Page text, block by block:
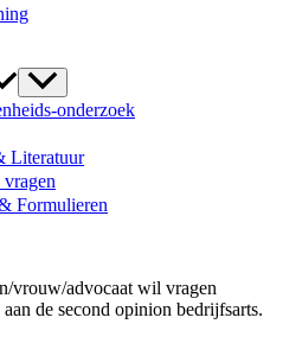
onderzoek
Literatuur
vragen
Formulieren
vrouw/advocaat wil vragen
de second opinion bedrijfsarts.